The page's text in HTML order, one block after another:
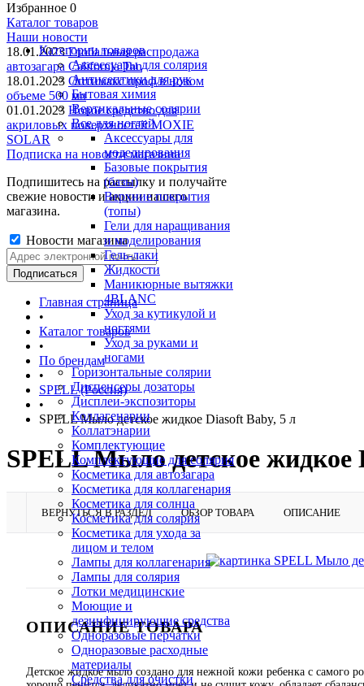
Избранное 0
Каталог товаров
Категории товаров
Аксессуары для солярия
Антисептики для рук
Бытовая химия
Вертикальные солярии
Все для ногтей
Аксессуары для
моделирования
Базовые покрытия
(базы)
Верхние покрытия
(топы)
Гели для наращивания
и моделирования
Гель-лаки
Жидкости
Маникюрные вытяжки
4BLANC
Уход за кутикулой и
ногтями
Уход за руками и
ногами
Горизонтальные солярии
Диспенсеры дозаторы
Дисплеи-экспозиторы
Коллагенарии
Коллатэнарии
Комплектующие
Комплектующие для солярия
Косметика для автозагара
Косметика для коллагенария
Косметика для солнца
Косметика для солярия
Косметика для ухода за
лицом и телом
Лампы для коллагенария
Лампы для солярия
Лотки медицинские
Моющие и
дезинфицирующие средства
Одноразовые перчатки
Одноразовые расходные
материалы
Средства для очистки
Наши новости
18.01.2023 Глобальная распродажа
автозагара California Tan
18.01.2023 Оптимакс проф в новом
объеме 500 мл
01.01.2023 Новое средство для
акриловых поверхностей MOXIE
SOLAR
Подписка на новости магазина
Подпишитесь на рассылку и получайте
свежие новости и акции нашего
магазина.
Новости магазина
Главная страница
•
Каталог товаров
•
По брендам
•
SPELL (Россия)
•
SPELL Мыло детское жидкое Diasoft Baby, 5 л
SPELL Мыло детское жидкое
ВЕРНУТЬСЯ В РАЗДЕЛ ОБЗОР ТОВАРА ОПИСАНИЕ
ОПИСАНИЕ ТОВАРА
Детское жидкое мыло создано для нежной кожи ребенка с самого